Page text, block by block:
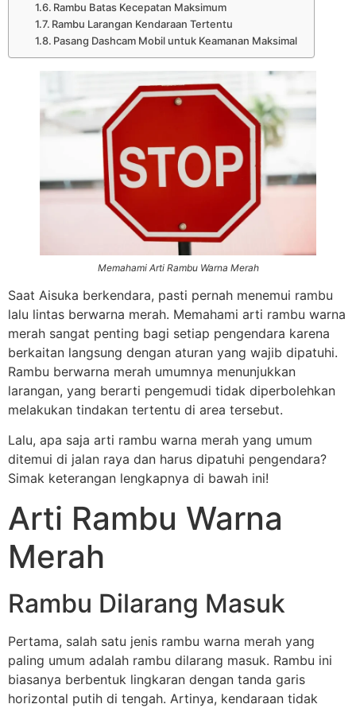
Rambu Batas Kecepatan Maksimum
Rambu Larangan Kendaraan Tertentu
Pasang Dashcam Mobil untuk Keamanan Maksimal
Memahami Arti Rambu Warna Merah
Saat Aisuka berkendara, pasti pernah menemui rambu
lalu lintas berwarna merah. Memahami arti rambu warna
merah sangat penting bagi setiap pengendara karena
berkaitan langsung dengan aturan yang wajib dipatuhi.
Rambu berwarna merah umumnya menunjukkan
larangan, yang berarti pengemudi tidak diperbolehkan
melakukan tindakan tertentu di area tersebut.
Lalu, apa saja arti rambu warna merah yang umum
ditemui di jalan raya dan harus dipatuhi pengendara?
Simak keterangan lengkapnya di bawah ini!
Arti Rambu Warna
Merah
Rambu Dilarang Masuk
Pertama, salah satu jenis rambu warna merah yang
paling umum adalah rambu dilarang masuk. Rambu ini
biasanya berbentuk lingkaran dengan tanda garis
horizontal putih di tengah. Artinya, kendaraan tidak